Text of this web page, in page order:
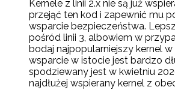
Kernele z linii 2.x nie są już
przejąć ten kod i zapewnić mu
wsparcie bezpieczeństwa.
pośród linii 3, albowiem w
bodaj najpopularniejszy kernel
wsparcie w istocie jest bardzo
spodziewany jest w kwietniu
najdłużej wspierany kernel z